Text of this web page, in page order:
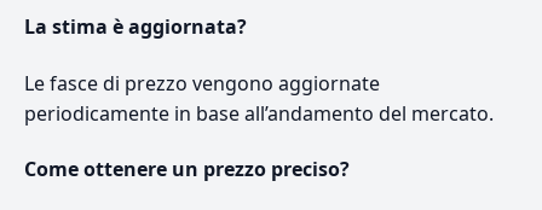
La stima è aggiornata?
Le fasce di prezzo vengono aggiornate
periodicamente in base all’andamento del mercato.
Come ottenere un prezzo preciso?